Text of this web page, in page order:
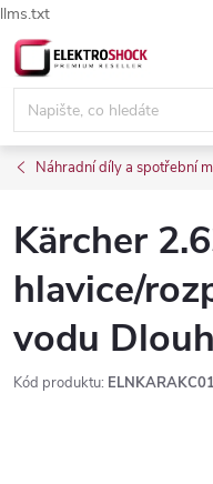
llms.txt
Přejít
na
obsah
Náhradní díly a spotřební
Kärcher
hlavice/
vodu
Kód produktu: